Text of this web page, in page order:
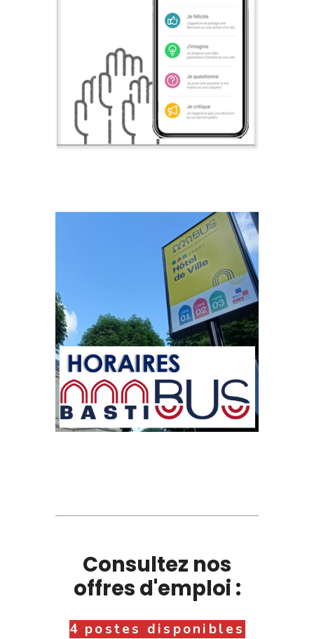
Consultez nos
offres d'emploi :
4 postes disponibles